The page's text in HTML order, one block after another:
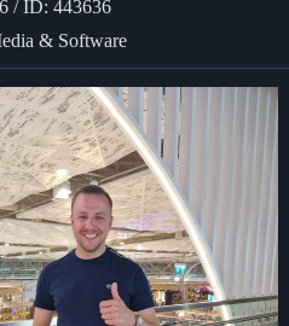
/ ID: 443636
& Software